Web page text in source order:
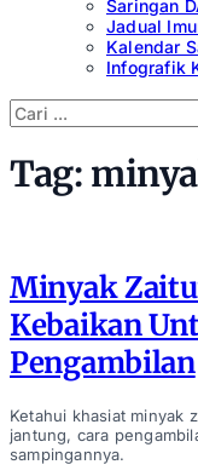
Saringan
Jadual
Kalendar
Infografik
Cari:
Tag:
Minyak
Kebaikan
Pengambilan
Ketahui khasiat minyak
jantung, cara
sampingannya.